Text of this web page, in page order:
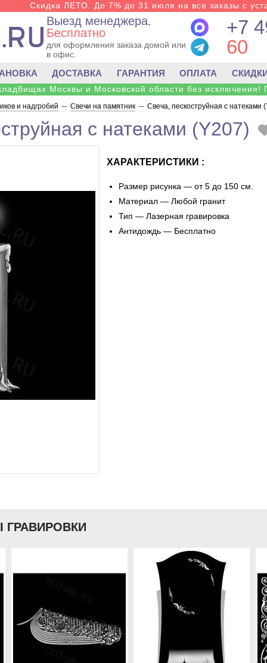
Скидка ЛЕТО. До 7% до 31 июля на все заказы с
Выезд менеджера.
Бесплатно
для оформления заказа домой или
в офис.
+7
60
ДОСТАВКА ГАРАНТИЯ ОПЛАТА
Москвы и Московской области без исключения!
и надгробий -- Свечи на памятник -- Свеча, пескоструйная с натеками
с натеками (Y207)
ХАРАКТЕРИСТИКИ :
Размер рисунка — от 5 до 150 см.
Материал — Любой гранит
Тип — Лазерная гравировка
Антидождь — Бесплатно
ГРАВИРОВКИ